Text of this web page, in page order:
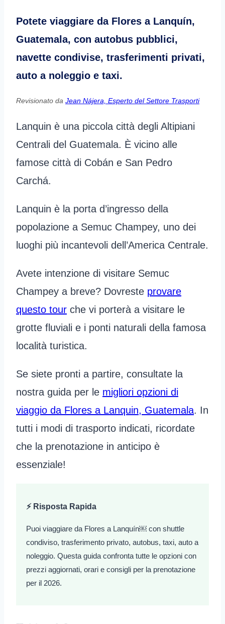
Potete viaggiare da Flores a Lanquín,
Guatemala, con autobus pubblici,
navette condivise, trasferimenti privati,
auto a noleggio e taxi.
Revisionato da Jean Nájera, Esperto del Settore Trasporti
Lanquin è una piccola città degli Altipiani
Centrali del Guatemala. È vicino alle
famose città di Cobán e San Pedro
Carchá.
Lanquin è la porta d’ingresso della
popolazione a Semuc Champey, uno dei
luoghi più incantevoli dell’America Centrale.
Avete intenzione di visitare Semuc
Champey a breve? Dovreste provare
questo tour che vi porterà a visitare le
grotte fluviali e i ponti naturali della famosa
località turistica.
Se siete pronti a partire, consultate la
nostra guida per le migliori opzioni di
viaggio da Flores a Lanquin, Guatemala. In
tutti i modi di trasporto indicati, ricordate
che la prenotazione in anticipo è
essenziale!
⚡ Risposta Rapida
Puoi viaggiare da Flores a Lanquín￼ con shuttle
condiviso, trasferimento privato, autobus, taxi, auto a
noleggio. Questa guida confronta tutte le opzioni con
prezzi aggiornati, orari e consigli per la prenotazione
per il 2026.